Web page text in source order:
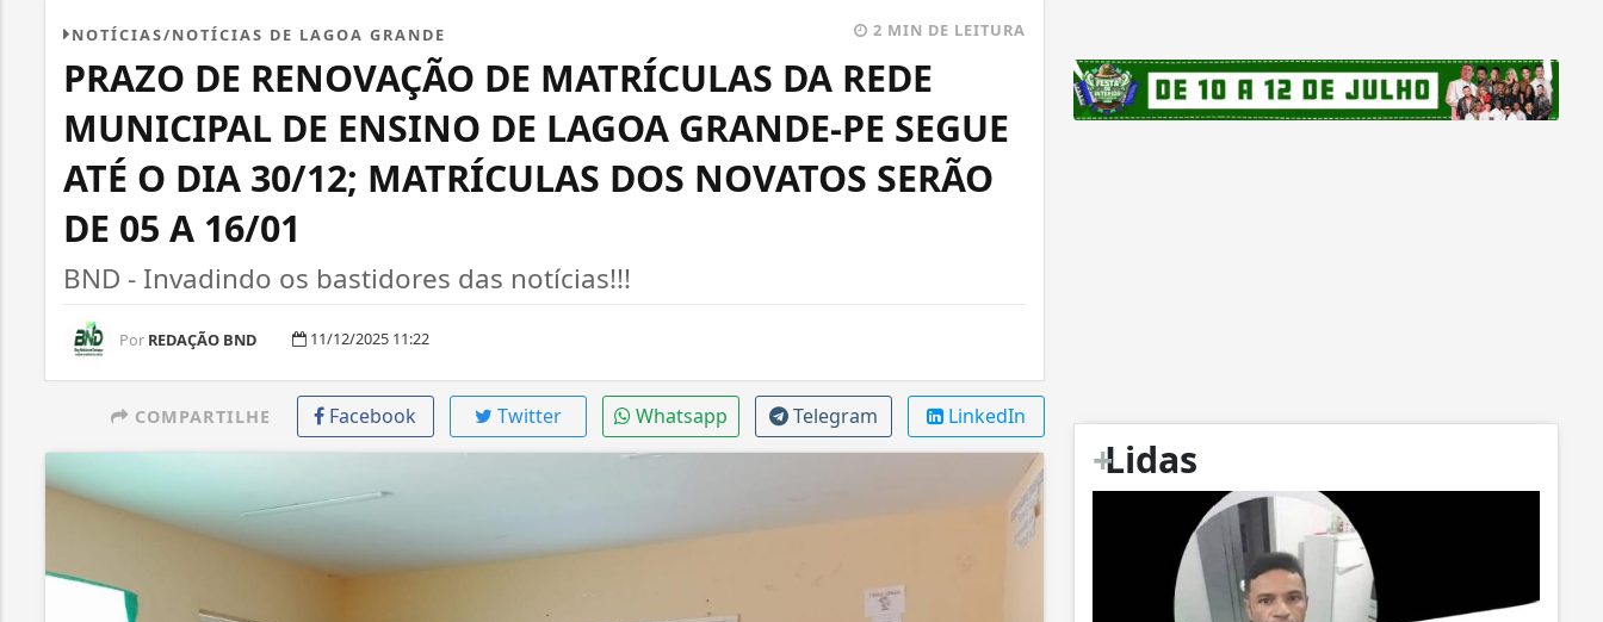
NOTÍCIAS/NOTÍCIAS DE LAGOA GRANDE 2 MIN DE LEITURA
PRAZO DE RENOVAÇÃO DE MATRÍCULAS DA REDE
MUNICIPAL DE ENSINO DE LAGOA GRANDE-PE SEGUE
ATÉ O DIA 30/12; MATRÍCULAS DOS NOVATOS SERÃO
DE 05 A 16/01
BND - Invadindo os bastidores das notícias!!!
Por REDAÇÃO BND 11/12/2025 11:22
COMPARTILHE Facebook Twitter Whatsapp Telegram LinkedIn
+
Lidas